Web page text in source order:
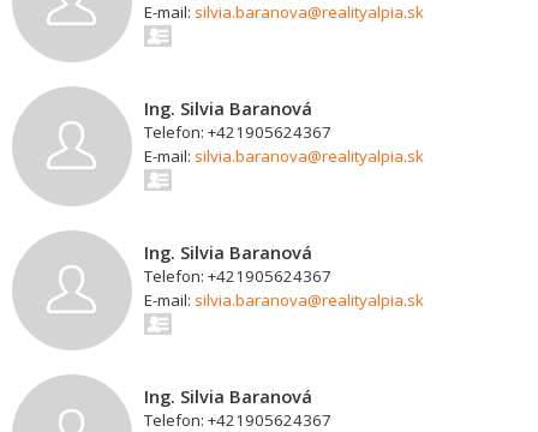
E-mail: silvia.baranova@realityalpia.sk
Ing. Silvia Baranová
Telefon: +421905624367
E-mail: silvia.baranova@realityalpia.sk
Ing. Silvia Baranová
Telefon: +421905624367
E-mail: silvia.baranova@realityalpia.sk
Ing. Silvia Baranová
Telefon: +421905624367